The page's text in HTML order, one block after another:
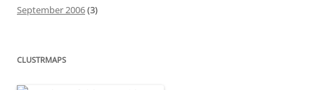
September 2006(3)
CLUSTRMAPS